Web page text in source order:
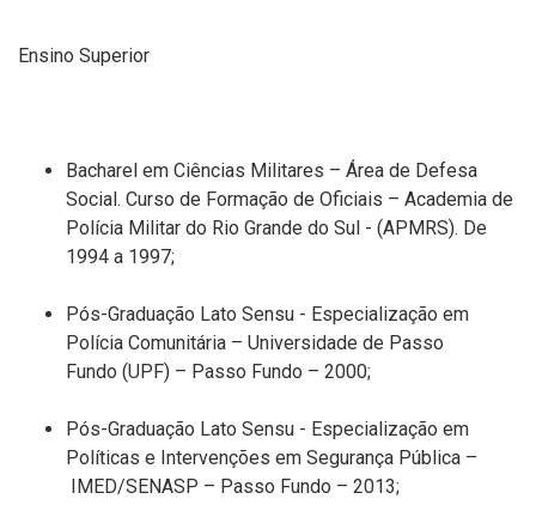
Ensino Superior
Bacharel em Ciências Militares – Área de Defesa
Social. Curso de Formação de Oficiais – Academia de
Polícia Militar do Rio Grande do Sul - (APMRS). De
1994 a 1997;
Pós-Graduação Lato Sensu - Especialização em
Polícia Comunitária – Universidade de Passo
Fundo (UPF) – Passo Fundo – 2000;
Pós-Graduação Lato Sensu - Especialização em
Políticas e Intervenções em Segurança Pública –
IMED/SENASP – Passo Fundo – 2013;